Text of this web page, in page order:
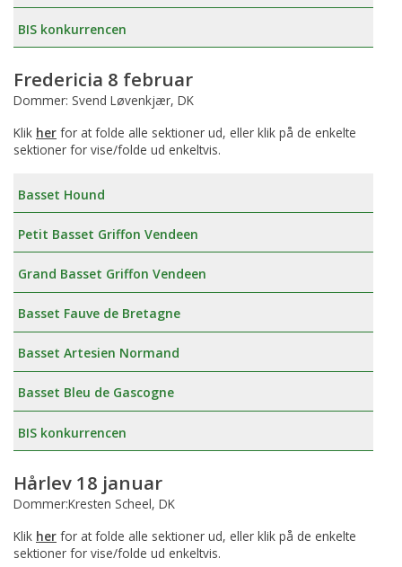
BIS konkurrencen
Fredericia 8 februar
Dommer: Svend Løvenkjær, DK
Klik her for at folde alle sektioner ud, eller klik på de enkelte
sektioner for vise/folde ud enkeltvis.
Basset Hound
Petit Basset Griffon Vendeen
Grand Basset Griffon Vendeen
Basset Fauve de Bretagne
Basset Artesien Normand
Basset Bleu de Gascogne
BIS konkurrencen
Hårlev 18 januar
Dommer:Kresten Scheel, DK
Klik her for at folde alle sektioner ud, eller klik på de enkelte
sektioner for vise/folde ud enkeltvis.